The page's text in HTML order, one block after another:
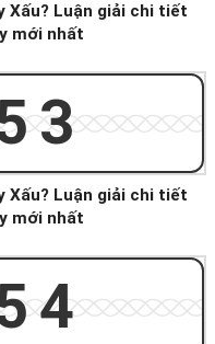
Xấu? Luận giải chi tiết
mới nhất
Xấu? Luận giải chi tiết
mới nhất